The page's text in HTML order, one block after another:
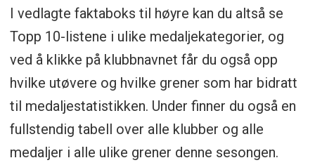
I vedlagte faktaboks til høyre kan du altså se
Topp 10-listene i ulike medaljekategorier, og
ved å klikke på klubbnavnet får du også opp
hvilke utøvere og hvilke grener som har bidratt
til medaljestatistikken. Under finner du også en
fullstendig tabell over alle klubber og alle
medaljer i alle ulike grener denne sesongen.